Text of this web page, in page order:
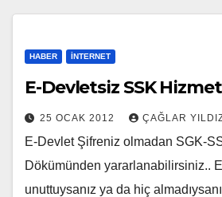
HABER İNTERNET
E-Devletsiz SSK
25 OCAK 2012 ÇAĞLAR
E-Devlet Şifreniz olmadan SGK-
Dökümünden yararlanabilirsiniz..
unuttuysanız ya da hiç